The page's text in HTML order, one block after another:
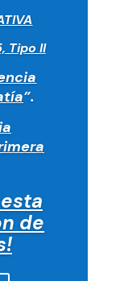
Tipo II
”.
de